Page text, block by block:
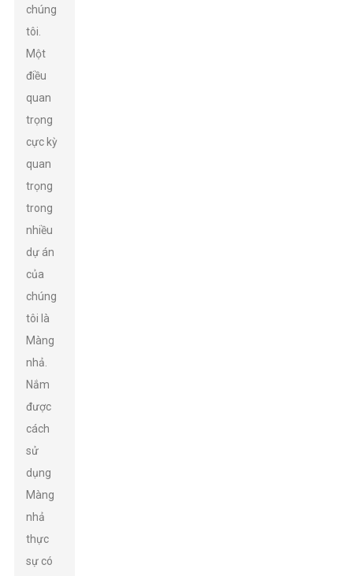
chúng
tôi.
Một
điều
quan
trọng
cực kỳ
quan
trọng
trong
nhiều
dự án
của
chúng
tôi là
Màng
nhả.
Nắm
được
cách
sử
dụng
Màng
nhả
thực
sự có